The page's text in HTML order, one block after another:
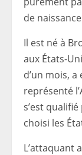
de
Il est né à
aux États-
d’un mois,
représenté
s’est
choisi les
L’attaquant